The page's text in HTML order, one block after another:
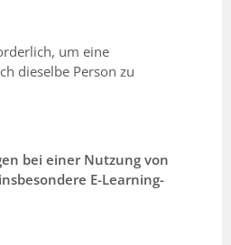
um eine
dieselbe Person zu
bei einer Nutzung von
E-Learning-